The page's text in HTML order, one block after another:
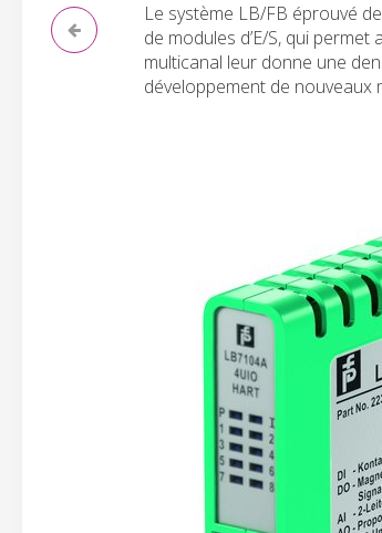
Le système LB/FB éprouvé
de modules d’E/S, qui
multicanal leur donne une
développement de